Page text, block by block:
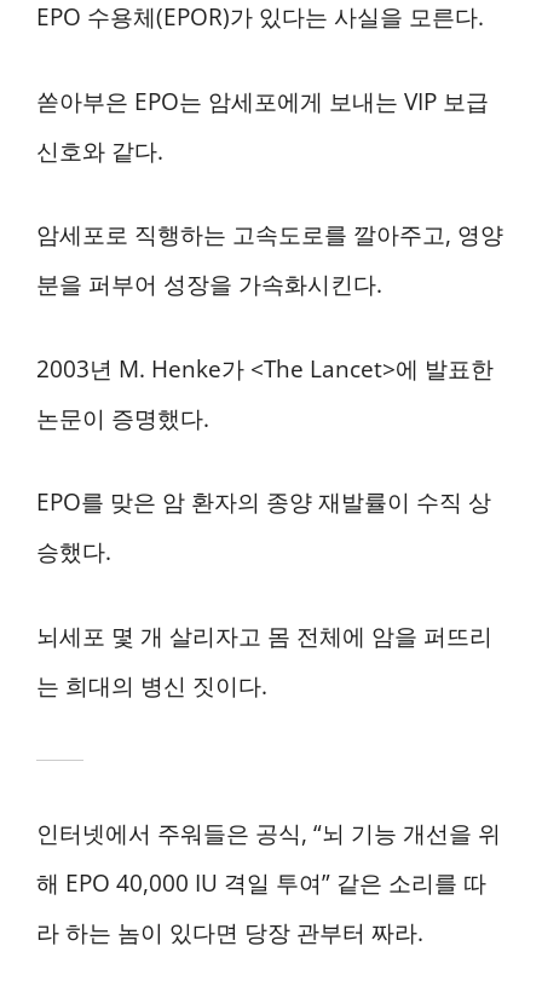
EPO 수용체(EPOR)가 있다는 사실을 모른다.
쏟아부은 EPO는 암세포에게 보내는 VIP 보급
신호와 같다.
암세포로 직행하는 고속도로를 깔아주고, 영양
분을 퍼부어 성장을 가속화시킨다.
2003년 M. Henke가 <The Lancet>에 발표한
논문이 증명했다.
EPO를 맞은 암 환자의 종양 재발률이 수직 상
승했다.
뇌세포 몇 개 살리자고 몸 전체에 암을 퍼뜨리
는 희대의 병신 짓이다.
인터넷에서 주워들은 공식, “뇌 기능 개선을 위
해 EPO 40,000 IU 격일 투여” 같은 소리를 따
라 하는 놈이 있다면 당장 관부터 짜라.